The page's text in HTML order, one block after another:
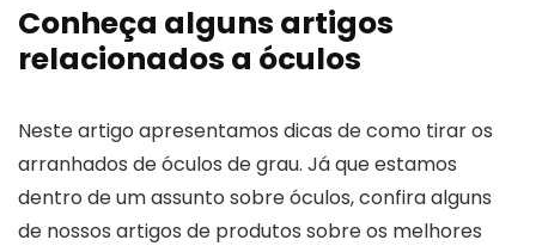
Conheça alguns artigos
relacionados a óculos
Neste artigo apresentamos dicas de como tirar os
arranhados de óculos de grau. Já que estamos
dentro de um assunto sobre óculos, confira alguns
de nossos artigos de produtos sobre os melhores